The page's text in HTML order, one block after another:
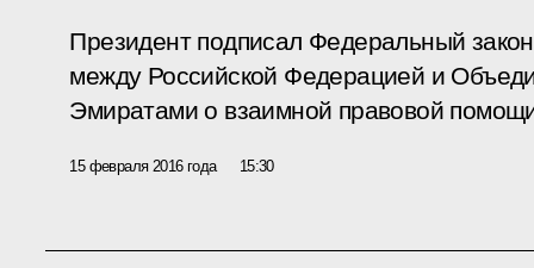
Президент подписал Федеральный
между Российской Федерацией и
Эмиратами о взаимной правовой
15 февраля 2016 года 15:30